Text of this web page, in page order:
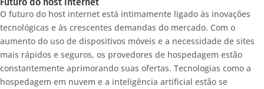
O futuro do host internet está intimamente ligado às inovações
tecnológicas e às crescentes demandas do mercado. Com o
aumento do uso de dispositivos móveis e a necessidade de sites
mais rápidos e seguros, os provedores de hospedagem estão
constantemente aprimorando suas ofertas. Tecnologias como a
hospedagem em nuvem e a inteligência artificial estão se